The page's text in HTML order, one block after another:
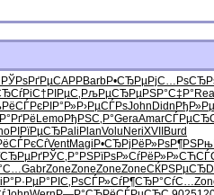
РЎРѕРґРµCAPPBarbР•СЂРµРј
С†РІРµС‚ РљРµСЂРµРЅР°С‡Р°
РєРІР°Р»Р›РµСЃРѕJohn Didn
LemoРђРЅС‚Р°GeraAmar
РІРїРµСЂPali PlanVolu NeriXVII Burd
VentMagi Р•СЂРјРё Р»РѕР¶РЅ
РЎС‚Р°РЅРїРѕР»СѓРёР»Р»СЋ
GabrZoneZoneZoneZoneСЌРЅРµСЂ
Р°РІС‚РѕСЃР»СѓР¶СЂР°СѓС…